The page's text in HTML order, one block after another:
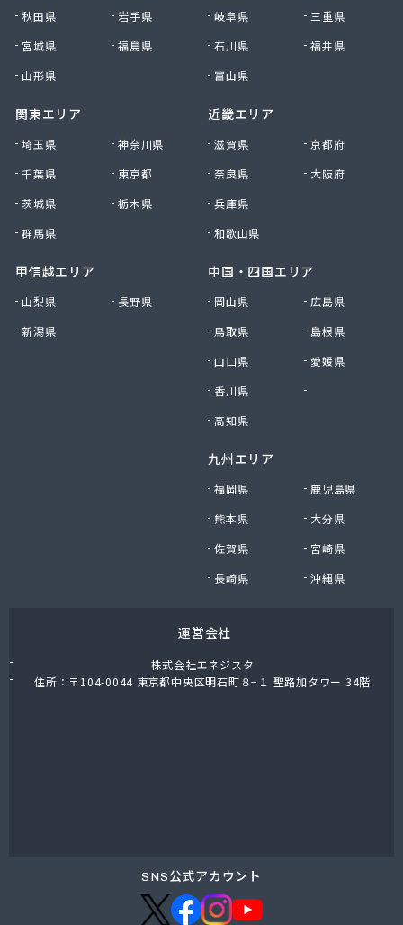
株式会社松村プロパン部
株式会社新東
株式会社森上製油所
株式会社杉浦林産給油所
株式会社清川商店
株式会社青木サービス
株式会社石川鉄沖商店
株式会社石泰商会
株式会社鷹羽商店
株式会社中部燃料
株式会社土川油店 L.P.G充填所
株式会社油直 オートガススタンド
丸井商店外之原支店
丸金薪炭店
橋本産業株式会社 名古屋営業所
玉屋プロパン株式会社
秋田県
岩手県
宮城県
福島県
山形県
関東エリア
埼玉県
神奈川県
千葉県
東京都
茨城県
栃木県
群馬県
甲信越エリア
山梨県
長野県
新潟県
岐阜県
三重県
石川県
福井県
富山県
近畿エリア
滋賀県
京都府
奈良県
大阪府
兵庫県
和歌山県
中国・四国エリア
岡山県
広島県
鳥取県
島根県
山口県
愛媛県
香川県
高知県
九州エリア
福岡県
鹿児島県
熊本県
大分県
佐賀県
宮崎県
長崎県
沖縄県
運営会社
株式会社エネジスタ
住所：〒104-0044 東京都中央区明石町８−１ 聖路加タワー 34階
SNS公式アカウント